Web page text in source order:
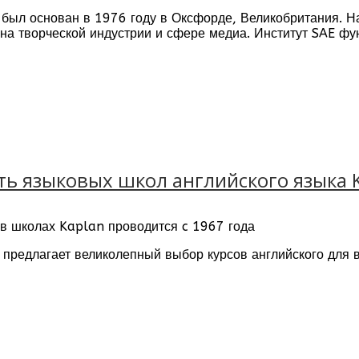
году и начинал свою работу всего с
количеством учащихся, теплой и
был основан в 1976 году в Оксфорде, Великобритания.
творческой индустрии и сфере медиа. Институт SAE
26 странах на 5 континентах (включая Лондон,
языковых школ английского языка
школах Kaplan проводится c 1967 года
великолепный выбор курсов английского для
вас к сдаче признанных по всему миру языковых